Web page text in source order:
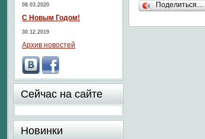
Поделиться…
08.03.2020
С Новым Годом!
30.12.2019
Архив новостей
Сейчас на сайте
Новинки